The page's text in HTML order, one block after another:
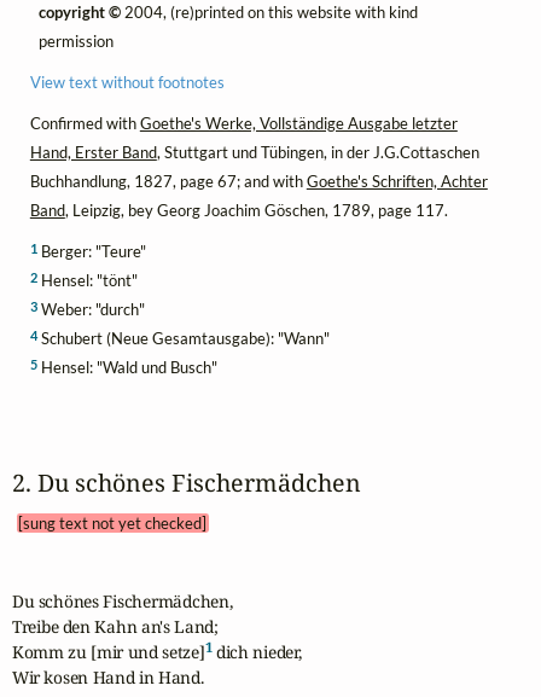
copyright ©2004, (re)printed on this website with kind
permission
View text without footnotes
Confirmed withGoethe's Werke, Vollständige Ausgabe letzter
Hand, Erster Band, Stuttgart und Tübingen, in der J.G.Cottaschen
Buchhandlung, 1827, page 67; and withGoethe's Schriften, Achter
Band, Leipzig, bey Georg Joachim Göschen, 1789, page 117.
1Berger: "Teure"
2Hensel: "tönt"
3Weber: "durch"
4Schubert (Neue Gesamtausgabe): "Wann"
5Hensel: "Wald und Busch"
2. Du schönes Fischermädchen
[sung text not yet checked]
Du schönes Fischermädchen,
Treibe den Kahn an's Land;
Komm zu [mir und setze]1 dich nieder,
Wir kosen Hand in Hand.